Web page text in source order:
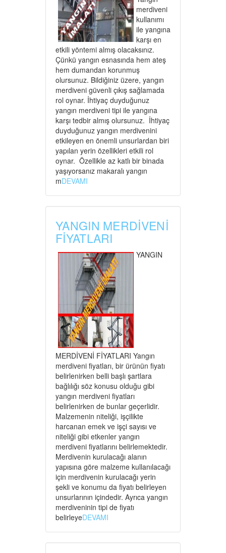
merdiveni
kullanımı
ile yangına
karşı en
etkili yöntemi almış olacaksınız.
Çünkü yangın esnasında hem ateş
hem dumandan korunmuş
olursunuz. Bildiğiniz üzere, yangın
merdiveni güvenli çıkış sağlamada
rol oynar. İhtiyaç duyduğunuz
yangın merdiveni tipi ile yangına
karşı tedbir almış olursunuz. İhtiyaç
duyduğunuz yangın merdivenini
etkileyen en önemli unsurlardan biri
yapılan yerin özellikleri etkili rol
oynar. Özellikle az katlı bir binada
yaşıyorsanız makaralı yangın
mDEVAMI
YANGIN MERDİVENİ
FİYATLARI
YANGIN
MERDİVENİ FİYATLARI Yangın
merdiveni fiyatları, bir ürünün fiyatı
belirlenirken belli başlı şartlara
bağlılığı söz konusu olduğu gibi
yangın merdiveni fiyatları
belirlenirken de bunlar geçerlidir.
Malzemenin niteliği, işçilikte
harcanan emek ve işçi sayısı ve
niteliği gibi etkenler yangın
merdiveni fiyatlarını belirlemektedir.
Merdivenin kurulacağı alanın
yapısına göre malzeme kullanılacağı
için merdivenin kurulacağı yerin
şekli ve konumu da fiyatı belirleyen
unsurlarının içindedir. Ayrıca yangın
merdiveninin tipi de fiyatı
belirleyeDEVAMI